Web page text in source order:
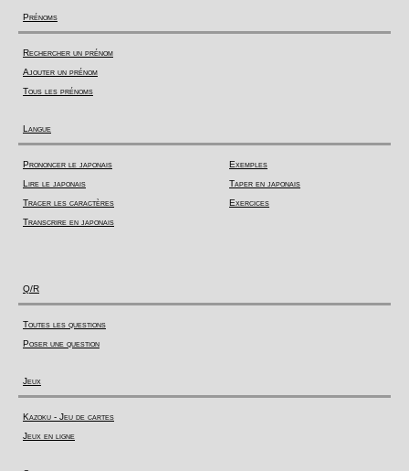
Prénoms
Rechercher un prénom
Ajouter un prénom
Tous les prénoms
Langue
Prononcer le japonais
Lire le japonais
Tracer les caractères
Transcrire en japonais
Exemples
Taper en japonais
Exercices
Q/R
Toutes les questions
Poser une question
Jeux
Kazoku - Jeu de cartes
Jeux en ligne